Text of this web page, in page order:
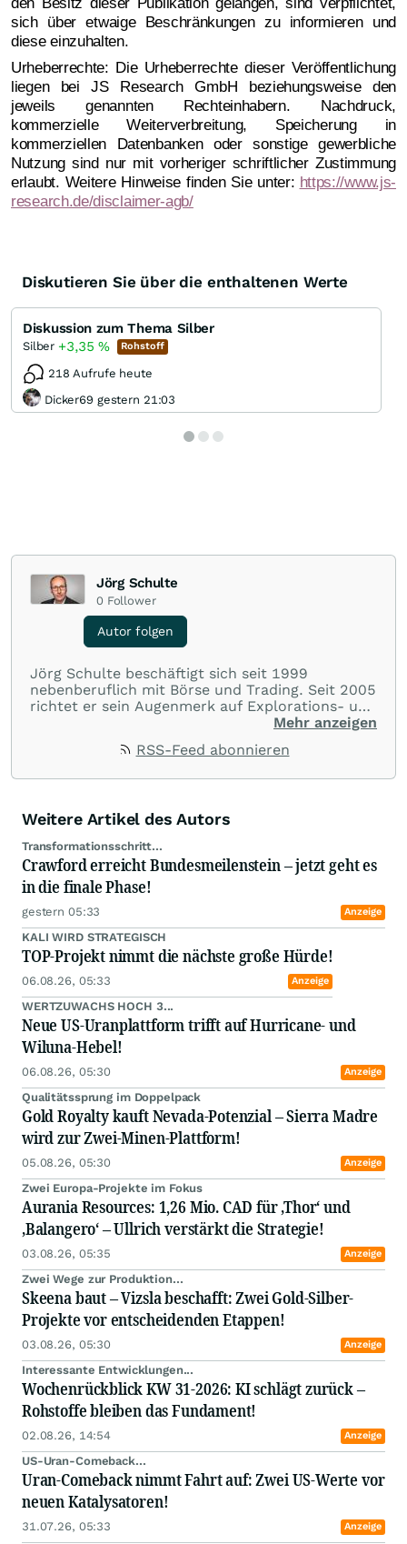
sich über etwaige Beschränkungen zu informieren und
diese einzuhalten.
Urheberrechte: Die Urheberrechte dieser Veröffentlichung
liegen bei JS Research GmbH beziehungsweise den
jeweils genannten Rechteinhabern. Nachdruck,
kommerzielle Weiterverbreitung, Speicherung in
kommerziellen Datenbanken oder sonstige gewerbliche
Nutzung sind nur mit vorheriger schriftlicher Zustimmung
erlaubt. Weitere Hinweise finden Sie unter: https://www.js-
research.de/disclaimer-agb/
Diskutieren Sie über die enthaltenen Werte
Diskussion zum Thema Silber
Silber +3,35% Rohstoff
218 Aufrufe heute
Dicker69 gestern 21:03
Jörg Schulte
0 Follower
Autor folgen
Jörg Schulte beschäftigt sich seit 1999
nebenberuflich mit Börse und Trading. Seit 2005
richtet er sein Augenmerk auf Explorations- und
Bergbauunternehmen und analysiert täglich die
Community-Mitglied auf wallstreet:online aktiv.
Mehr anzeigen
RSS-Feed abonnieren
Weitere Artikel des Autors
Transformationsschritt...
Crawford erreicht Bundesmeilenstein – jetzt geht es
in die finale Phase!
gestern 05:33 Anzeige
KALI WIRD STRATEGISCH
TOP-Projekt nimmt die nächste große Hürde!
06.08.26, 05:33 Anzeige
WERTZUWACHS HOCH 3...
Neue US-Uranplattform trifft auf Hurricane- und
Wiluna-Hebel!
06.08.26, 05:30 Anzeige
Qualitätssprung im Doppelpack
Gold Royalty kauft Nevada-Potenzial – Sierra Madre
wird zur Zwei-Minen-Plattform!
05.08.26, 05:30 Anzeige
Zwei Europa-Projekte im Fokus
Aurania Resources: 1,26 Mio. CAD für ‚Thor‘ und
‚Balangero‘ – Ullrich verstärkt die Strategie!
03.08.26, 05:35 Anzeige
Zwei Wege zur Produktion...
Skeena baut – Vizsla beschafft: Zwei Gold-Silber-
Projekte vor entscheidenden Etappen!
03.08.26, 05:30 Anzeige
Interessante Entwicklungen...
Wochenrückblick KW 31-2026: KI schlägt zurück –
Rohstoffe bleiben das Fundament!
02.08.26, 14:54 Anzeige
US-Uran-Comeback...
Uran-Comeback nimmt Fahrt auf: Zwei US-Werte vor
neuen Katalysatoren!
31.07.26, 05:33 Anzeige